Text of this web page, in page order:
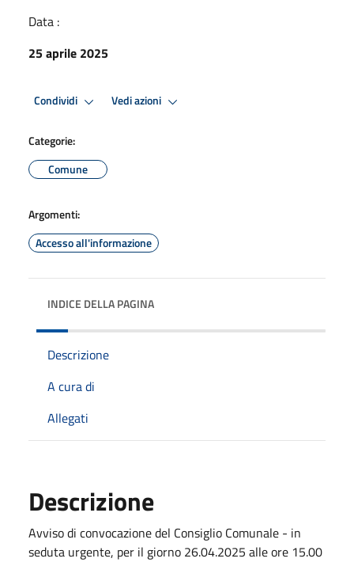
Data :
25 aprile 2025
Condividi Vedi azioni
Categorie:
Comune
Argomenti:
Accesso all'informazione
INDICE DELLA PAGINA
Descrizione
A cura di
Allegati
Descrizione
Avviso di convocazione del Consiglio Comunale - in
seduta urgente, per il giorno 26.04.2025 alle ore 15.00